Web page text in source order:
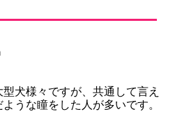
犬様々ですが、共通して言え
うな瞳をした人が多いです。